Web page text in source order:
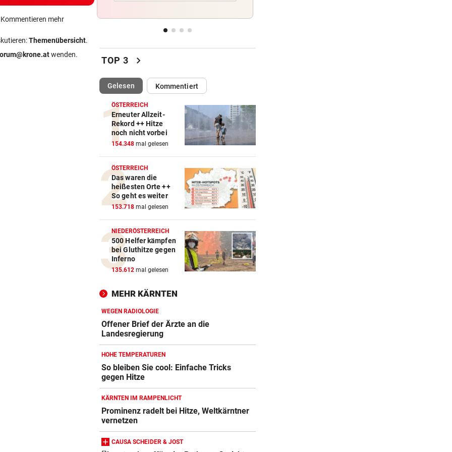
mehr
Themenübersicht.
wenden.
Diagnose da!
verletztem Wanderer
ABREISE AUS SAALFELDEN
RB-Star verabschiedet sich:
Rekorddeal steht bevor
EIN STÜRMER FEHLT vor 3 Stunden
Was die Austria heute in
Rumänien erwartet
TOP 3 chevron_right
Gelesen(ausgewählt)Kommentiert
ÖSTERREICH
Erneuter Allzeit-
Rekord ++ Hitze
noch nicht vorbei
154.348 mal gelesen
ÖSTERREICH
Das waren die
heißesten Orte ++
So geht es weiter
153.718 mal gelesen
NIEDERÖSTERREICH
500 Helfer kämpfen
bei Gluthitze gegen
Inferno
135.612 mal gelesen
MEHR KÄRNTEN
WEGEN RADIOLOGIE
Offener Brief der Ärzte an die
Landesregierung
HOHE TEMPERATUREN
So bleiben Sie cool: Einfache Tricks
gegen Hitze
KÄRNTEN IM RAMPENLICHT
Prominenz radelt bei Hitze, Weltkärntner
vernetzen
CAUSA SCHEIDER & JOST